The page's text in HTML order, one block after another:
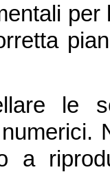
le
a